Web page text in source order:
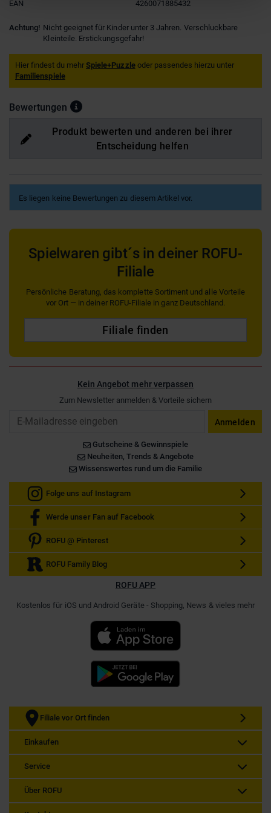
EAN
4260071885432
Achtung! Nicht geeignet für Kinder unter 3 Jahren. Verschluckbare
Kleinteile. Erstickungsgefahr!
Hier findest du mehr Spiele+Puzzleoder passendes hierzu unter
Familienspiele
Bewertungen
Produkt bewerten und anderen bei ihrer
Entscheidung helfen
Es liegen keine Bewertungen zu diesem Artikel vor.
Spielwaren gibt´s in deiner ROFU-
Filiale
Persönliche Beratung, das komplette Sortiment und alle Vorteile
vor Ort — in deiner ROFU-Filiale in ganz Deutschland.
Filiale finden
Kein Angebot mehr verpassen
Zum Newsletter anmelden & Vorteile sichern
Anmelden
Gutscheine & Gewinnspiele
Neuheiten, Trends & Angebote
Wissenswertes rund um die Familie
Folge uns auf Instagram
Werde unser Fan auf Facebook
ROFU @ Pinterest
ROFU Family Blog
ROFU APP
Kostenlos für iOS und Android Geräte - Shopping, News & vieles mehr
Filiale vor Ort finden
Einkaufen
Service
Über ROFU